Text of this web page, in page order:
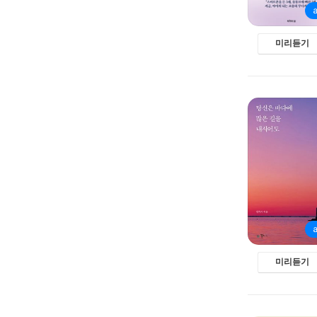
미리듣기
미리듣기